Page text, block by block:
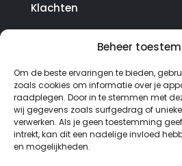
Beheer
Om de beste ervaringen te bieden,
zoals cookies om informatie over je
raadplegen. Door in te stemmen met
wij gegevens zoals surfgedrag of unieke
verwerken. Als je geen toestemming
intrekt, kan dit een nadelige invloed
en mogelijkheden.
Klachten
© Copyright SterrenHosting
van Lynaly.nl